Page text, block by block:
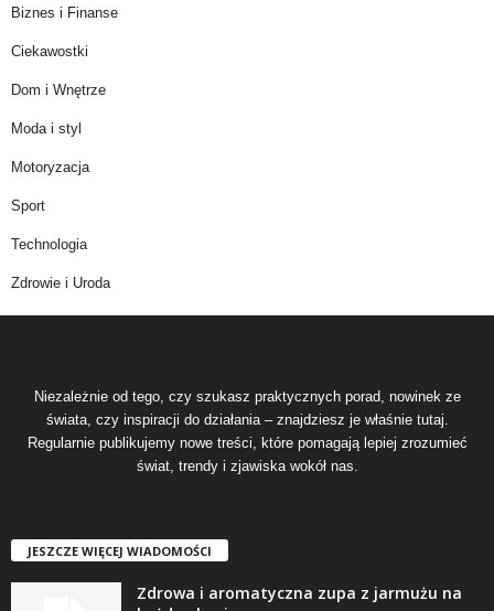
Biznes i Finanse
Ciekawostki
Dom i Wnętrze
Moda i styl
Motoryzacja
Sport
Technologia
Zdrowie i Uroda
Niezależnie od tego, czy szukasz praktycznych porad, nowinek ze
świata, czy inspiracji do działania – znajdziesz je właśnie tutaj.
Regularnie publikujemy nowe treści, które pomagają lepiej zrozumieć
świat, trendy i zjawiska wokół nas.
JESZCZE WIĘCEJ WIADOMOŚCI
Zdrowa i aromatyczna zupa z jarmużu na